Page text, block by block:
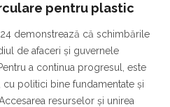
pentru plastic
demonstrează că schimbările
de afaceri și guvernele
a continua progresul, este
politici bine fundamentate și
resurselor și unirea